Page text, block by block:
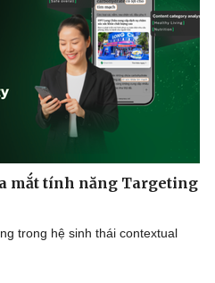
mắt tính năng Targeting
trong hệ sinh thái contextual